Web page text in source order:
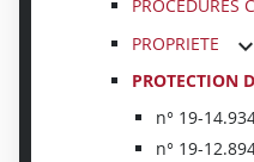
PROCEDURES
PROPRIETE
PROTECTION
n° 19-
n° 19-